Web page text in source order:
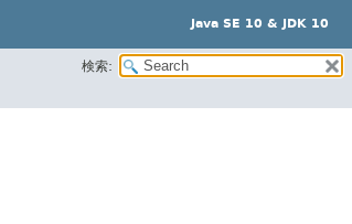
Java SE 10 & JDK 10
検索: